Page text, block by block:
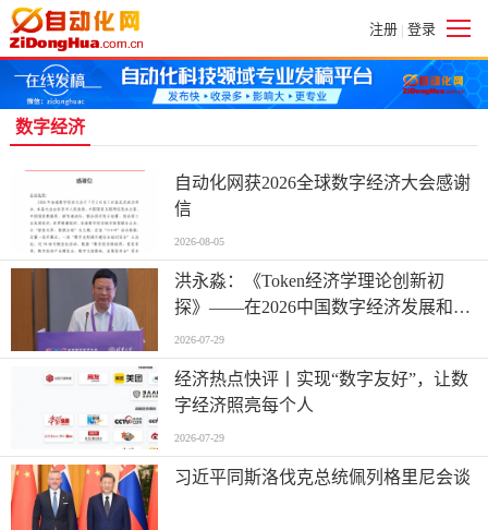
注册 | 登录
数字经济
自动化网获2026全球数字经济大会感谢
信
2026-08-05
洪永淼：《Token经济学理论创新初
探》——在2026中国数字经济发展和治
理学术年会上的主旨演讲
2026-07-29
经济热点快评丨实现“数字友好”，让数
字经济照亮每个人
2026-07-29
习近平同斯洛伐克总统佩列格里尼会谈